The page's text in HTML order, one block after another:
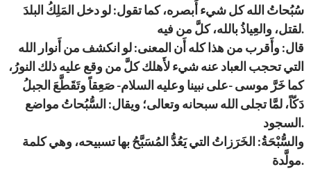
سُبُحاتُ الله كل شيء أَبصره، كما تقول: لو دخل المَلِكُ البلدَ
لقتل، والعِياذُ بالله، كلَّ من فيه.
قال: وأَقرب من هذا كله أَن المعنى: لو انكشف من أَنوار الله
التي تحجب العباد عنه شيء لأَهلك كلَّ من وقع عليه ذلك النورُ،
كما خَرَّ موسى -على نبينا وعليه السلام- صَعِقاً وتَقَطَّعَ الجبلُ
دَكّاً، لمَّا تجلى الله سبحانه وتعالى؛ ويقال: السُّبُحاتُ مواضع
السجود.
والسُّبْحَةُ: الخَرَزاتُ التي يَعُدُّ المُسَبَّحُ بها تسبيحه، وهي كلمة
مولَّدة.